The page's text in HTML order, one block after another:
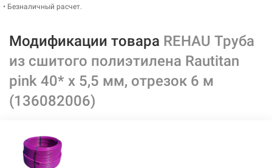
• Безналичный расчет.
Модификации товара REHAU Труба
из сшитого полиэтилена Rautitan
pink 40* x 5,5 мм, отрезок 6 м
(136082006)